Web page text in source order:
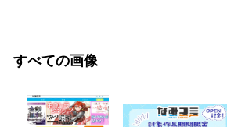
すべての画像